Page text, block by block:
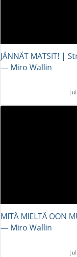
JÄNNÄT MATSIT! |
― Miro Wallin
MITÄ MIELTÄ OON
― Miro Wallin